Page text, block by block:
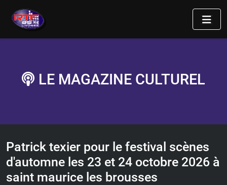
LE MAGAZINE CULTUREL
Patrick texier pour le festival scènes
d'automne les 23 et 24 octobre 2026 à
saint maurice les brousses